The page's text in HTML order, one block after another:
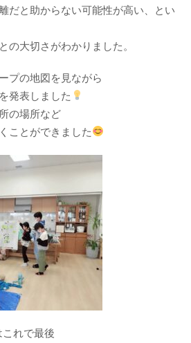
だと助からない可能性が高い、とい
の大切さがわかりました。
プの地図を見ながら
発表しました
の場所など
ことができました
れで最後